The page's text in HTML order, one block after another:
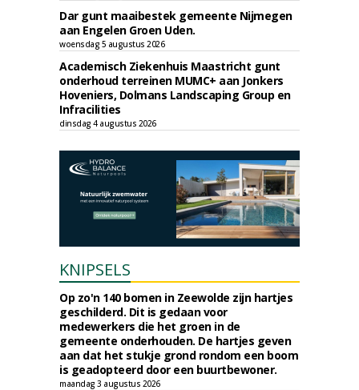
Dar gunt maaibestek gemeente Nijmegen
aan Engelen Groen Uden.
woensdag 5 augustus 2026
Academisch Ziekenhuis Maastricht gunt
onderhoud terreinen MUMC+ aan Jonkers
Hoveniers, Dolmans Landscaping Group en
Infracilities
dinsdag 4 augustus 2026
KNIPSELS
Op zo'n 140 bomen in Zeewolde zijn hartjes
geschilderd. Dit is gedaan voor
medewerkers die het groen in de
gemeente onderhouden. De hartjes geven
aan dat het stukje grond rondom een boom
is geadopteerd door een buurtbewoner.
maandag 3 augustus 2026